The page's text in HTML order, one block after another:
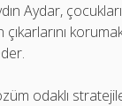
Aydar,
odaklı